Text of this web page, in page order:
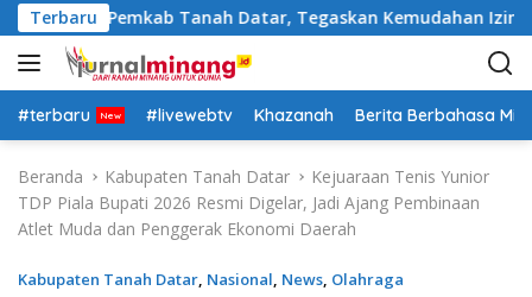
a
g
u
TerbaruPemkab Tanah Datar, Tegaskan Kemudahan Izin
#terbaru #livewebtv Khazanah Berita Berbahasa
Beranda Kabupaten Tanah Datar
Kejuaraan Tenis Yunior
TDP Piala Bupati 2026 Resmi Digelar, Jadi Ajang Pembinaan
Atlet Muda dan Penggerak Ekonomi Daerah
Kabupaten Tanah Datar, Nasional, News, Olahraga